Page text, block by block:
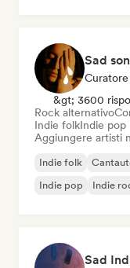
Sad
&gt; 3600
Rock alternativo
Indie folkIndie pop
Aggiungere artisti
Indie folk
Indie pop
Indie
Sad